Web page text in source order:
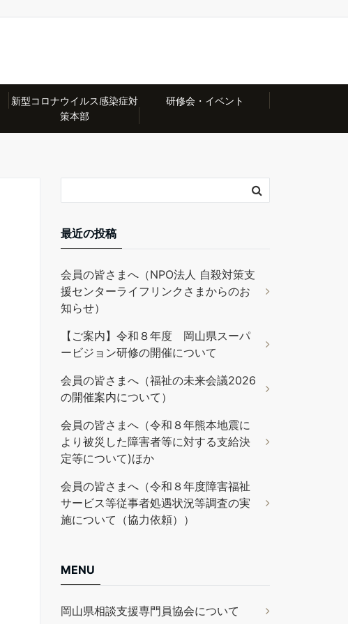
新型コロナウイルス感染症対
策本部
研修会・イベント
最近の投稿
会員の皆さまへ（NPO法人 自殺対策支
援センターライフリンクさまからのお
知らせ）
【ご案内】令和８年度 岡山県スーパ
ービジョン研修の開催について
会員の皆さまへ（福祉の未来会議2026
の開催案内について）
会員の皆さまへ（令和８年熊本地震に
より被災した障害者等に対する支給決
定等について)ほか
会員の皆さまへ（令和８年度障害福祉
サービス等従事者処遇状況等調査の実
施について（協力依頼））
MENU
岡山県相談支援専門員協会について